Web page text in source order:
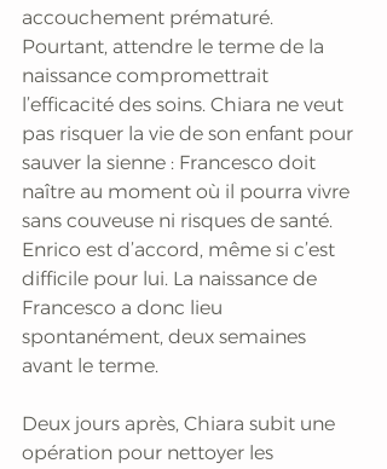
accouchement prématuré.
Pourtant, attendre le terme de la
naissance compromettrait
l’efficacité des soins. Chiara ne veut
pas risquer la vie de son enfant pour
sauver la sienne : Francesco doit
naître au moment où il pourra vivre
sans couveuse ni risques de santé.
Enrico est d’accord, même si c’est
difficile pour lui. La naissance de
Francesco a donc lieu
spontanément, deux semaines
avant le terme.
Deux jours après, Chiara subit une
opération pour nettoyer les